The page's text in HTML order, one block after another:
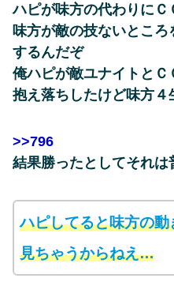
ハピが味方の代わりに
味方が敵の技ないとこ
するんだぞ
俺ハピが敵ユナイトとＣ
抱え落ちしたけど味方
>>796
結果勝ったとしてそれは
ハピしてると味方の動
見ちゃうからねえ…